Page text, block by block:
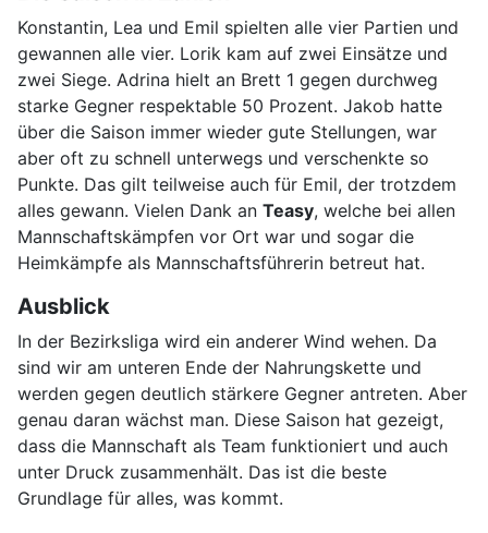
Konstantin, Lea und Emil spielten alle vier Partien und
gewannen alle vier. Lorik kam auf zwei Einsätze und
zwei Siege. Adrina hielt an Brett 1 gegen durchweg
starke Gegner respektable 50 Prozent. Jakob hatte
über die Saison immer wieder gute Stellungen, war
aber oft zu schnell unterwegs und verschenkte so
Punkte. Das gilt teilweise auch für Emil, der trotzdem
alles gewann. Vielen Dank an Teasy, welche bei allen
Mannschaftskämpfen vor Ort war und sogar die
Heimkämpfe als Mannschaftsführerin betreut hat.
Ausblick
In der Bezirksliga wird ein anderer Wind wehen. Da
sind wir am unteren Ende der Nahrungskette und
werden gegen deutlich stärkere Gegner antreten. Aber
genau daran wächst man. Diese Saison hat gezeigt,
dass die Mannschaft als Team funktioniert und auch
unter Druck zusammenhält. Das ist die beste
Grundlage für alles, was kommt.